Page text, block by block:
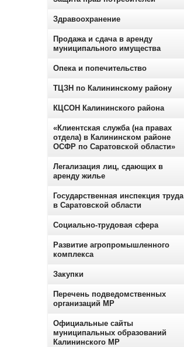
Здравоохранение
Продажа и сдача в аренду
муниципального имущества
Опека и попечительство
ТЦЗН по Калининскому району
КЦСОН Калининского района
«Клиентская служба (на правах
отдела) в Калининском районе
ОСФР по Саратовской области»
Легализация лиц, сдающих в
аренду жилье
Государственная инспекция труда
в Саратовской области
Социально-трудовая сфера
Развитие агропромышленного
комплекса
Закупки
Перечень подведомственных
организаций МР
Официальные сайты
муниципальных образований
Калининского МР